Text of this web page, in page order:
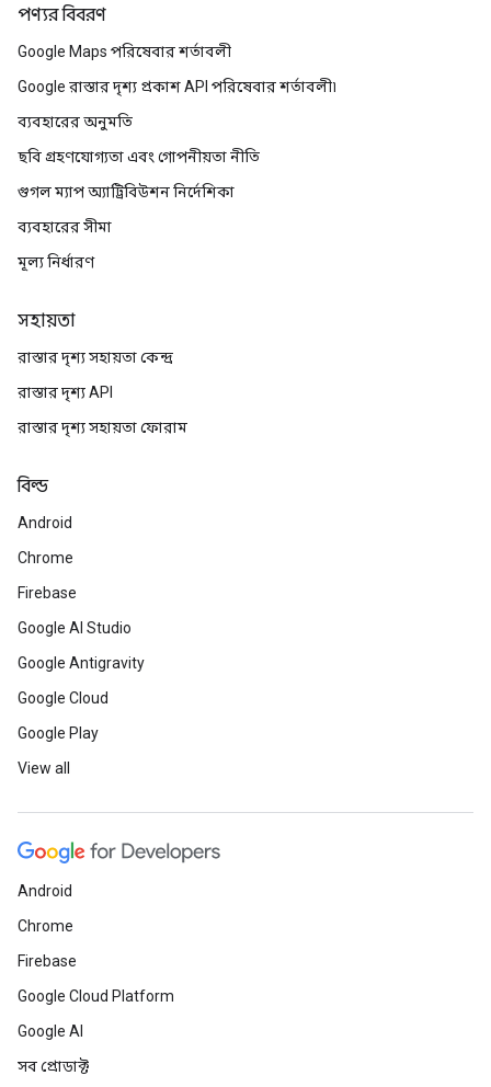
পণ্যর বিবরণ
Google Maps পরিষেবার শর্তাবলী
Google রাস্তার দৃশ্য প্রকাশ API পরিষেবার শর্তাবলী৷
ব্যবহারের অনুমতি
ছবি গ্রহণযোগ্যতা এবং গোপনীয়তা নীতি
গুগল ম্যাপ অ্যাট্রিবিউশন নির্দেশিকা
ব্যবহারের সীমা
মূল্য নির্ধারণ
সহায়তা
রাস্তার দৃশ্য সহায়তা কেন্দ্র
রাস্তার দৃশ্য API
রাস্তার দৃশ্য সহায়তা ফোরাম
বিল্ড
Android
Chrome
Firebase
Google AI Studio
Google Antigravity
Google Cloud
Google Play
View all
Android
Chrome
Firebase
Google Cloud Platform
Google AI
সব প্রোডাক্ট